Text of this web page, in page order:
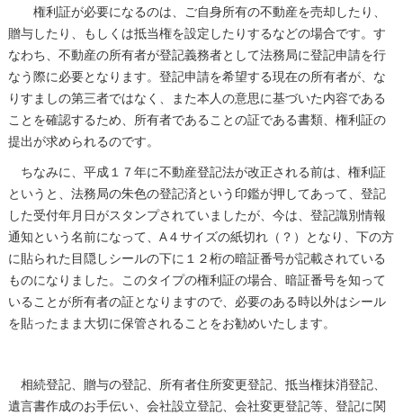
権利証が必要になるのは、ご自身所有の不動産を売却したり、
贈与したり、もしくは抵当権を設定したりするなどの場合です。す
なわち、不動産の所有者が登記義務者として法務局に登記申請を行
なう際に必要となります。登記申請を希望する現在の所有者が、な
りすましの第三者ではなく、また本人の意思に基づいた内容である
ことを確認するため、所有者であることの証である書類、権利証の
提出が求められるのです。
ちなみに、平成１７年に不動産登記法が改正される前は、権利証
というと、法務局の朱色の登記済という印鑑が押してあって、登記
した受付年月日がスタンプされていましたが、今は、登記識別情報
通知という名前になって、A４サイズの紙切れ（？）となり、下の方
に貼られた目隠しシールの下に１２桁の暗証番号が記載されている
ものになりました。このタイプの権利証の場合、暗証番号を知って
いることが所有者の証となりますので、必要のある時以外はシール
を貼ったまま大切に保管されることをお勧めいたします。
相続登記、贈与の登記、所有者住所変更登記、抵当権抹消登記、
遺言書作成のお手伝い、会社設立登記、会社変更登記等、登記に関